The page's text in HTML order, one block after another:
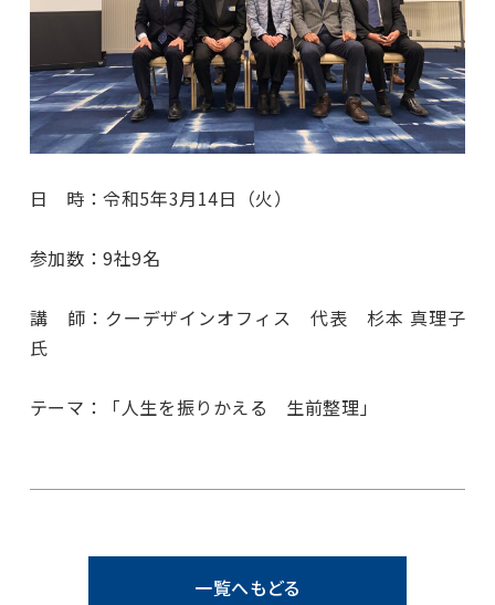
日 時：令和5年3月14日（火）
参加数：9社9名
講 師：クーデザインオフィス 代表 杉本 真理子
氏
テーマ：「人生を振りかえる 生前整理」
一覧へもどる